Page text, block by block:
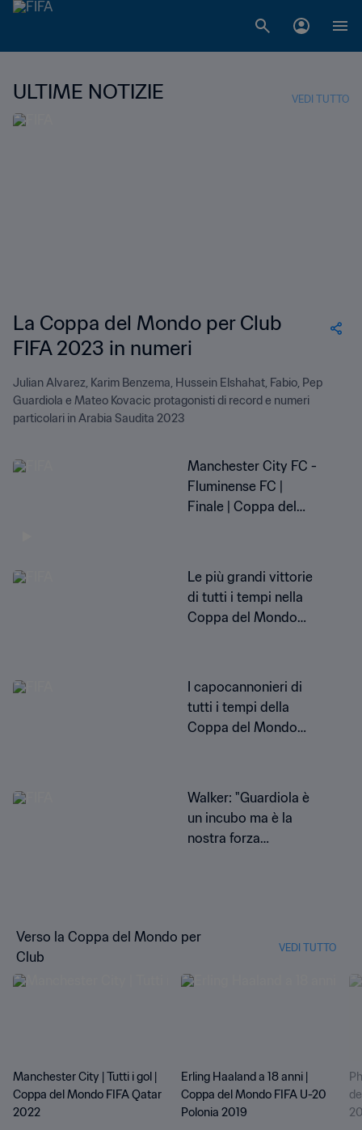
ULTIME NOTIZIE VEDI TUTTO
La Coppa del Mondo per Club
FIFA 2023 in numeri
Julian Alvarez, Karim Benzema, Hussein Elshahat, Fabio, Pep
Guardiola e Mateo Kovacic protagonisti di record e numeri
particolari in Arabia Saudita 2023
Manchester City FC -
Fluminense FC |
Finale | Coppa del
Highlights
Le più grandi vittorie
di tutti i tempi nella
Coppa del Mondo
I capocannonieri di
tutti i tempi della
Coppa del Mondo
Walker: "Guardiola è
un incubo ma è la
nostra forza
Verso la Coppa del Mondo per
Club
VEDI TUTTO
Manchester City | Tutti i gol |
Coppa del Mondo FIFA Qatar
2022
Erling Haaland a 18 anni |
Coppa del Mondo FIFA U-20
Polonia 2019